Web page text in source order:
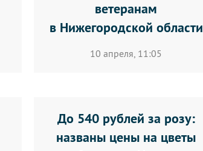
ветеранам
в Нижегородской области
10 апреля, 11:05
До 540 рублей за розу:
названы цены на цветы